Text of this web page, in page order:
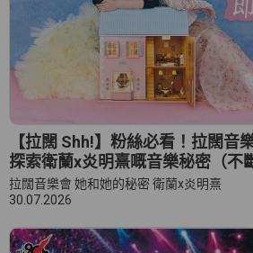
【拉闊 Shh!】粉絲必看！拉闊音
探索衛蘭x炎明熹嘅音樂秘密（不
拉闊音樂會 她和她的秘密 衛蘭x炎明熹
30.07.2026